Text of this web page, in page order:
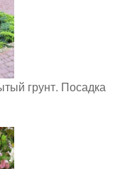
грунт. Посадка